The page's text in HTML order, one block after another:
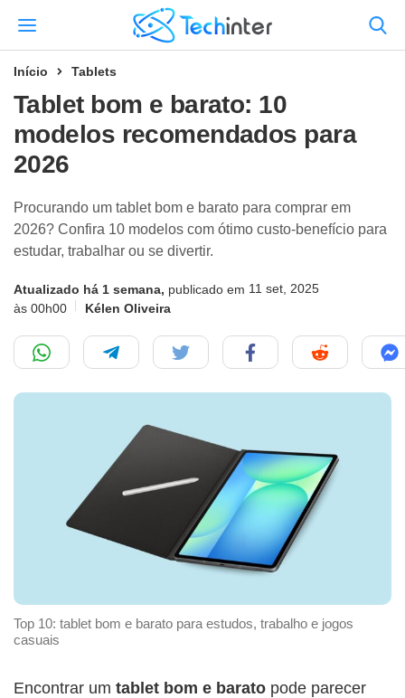
Início Tablets
Tablet bom e barato: 10
modelos recomendados para
2026
Procurando um tablet bom e barato para comprar em
2026? Confira 10 modelos com ótimo custo-benefício para
estudar, trabalhar ou se divertir.
Atualizado há 1 semana, publicado em 11 set, 2025
às 00h00
Kélen Oliveira
Top 10: tablet bom e barato para estudos, trabalho e jogos
casuais
Encontrar um tablet bom e barato pode parecer